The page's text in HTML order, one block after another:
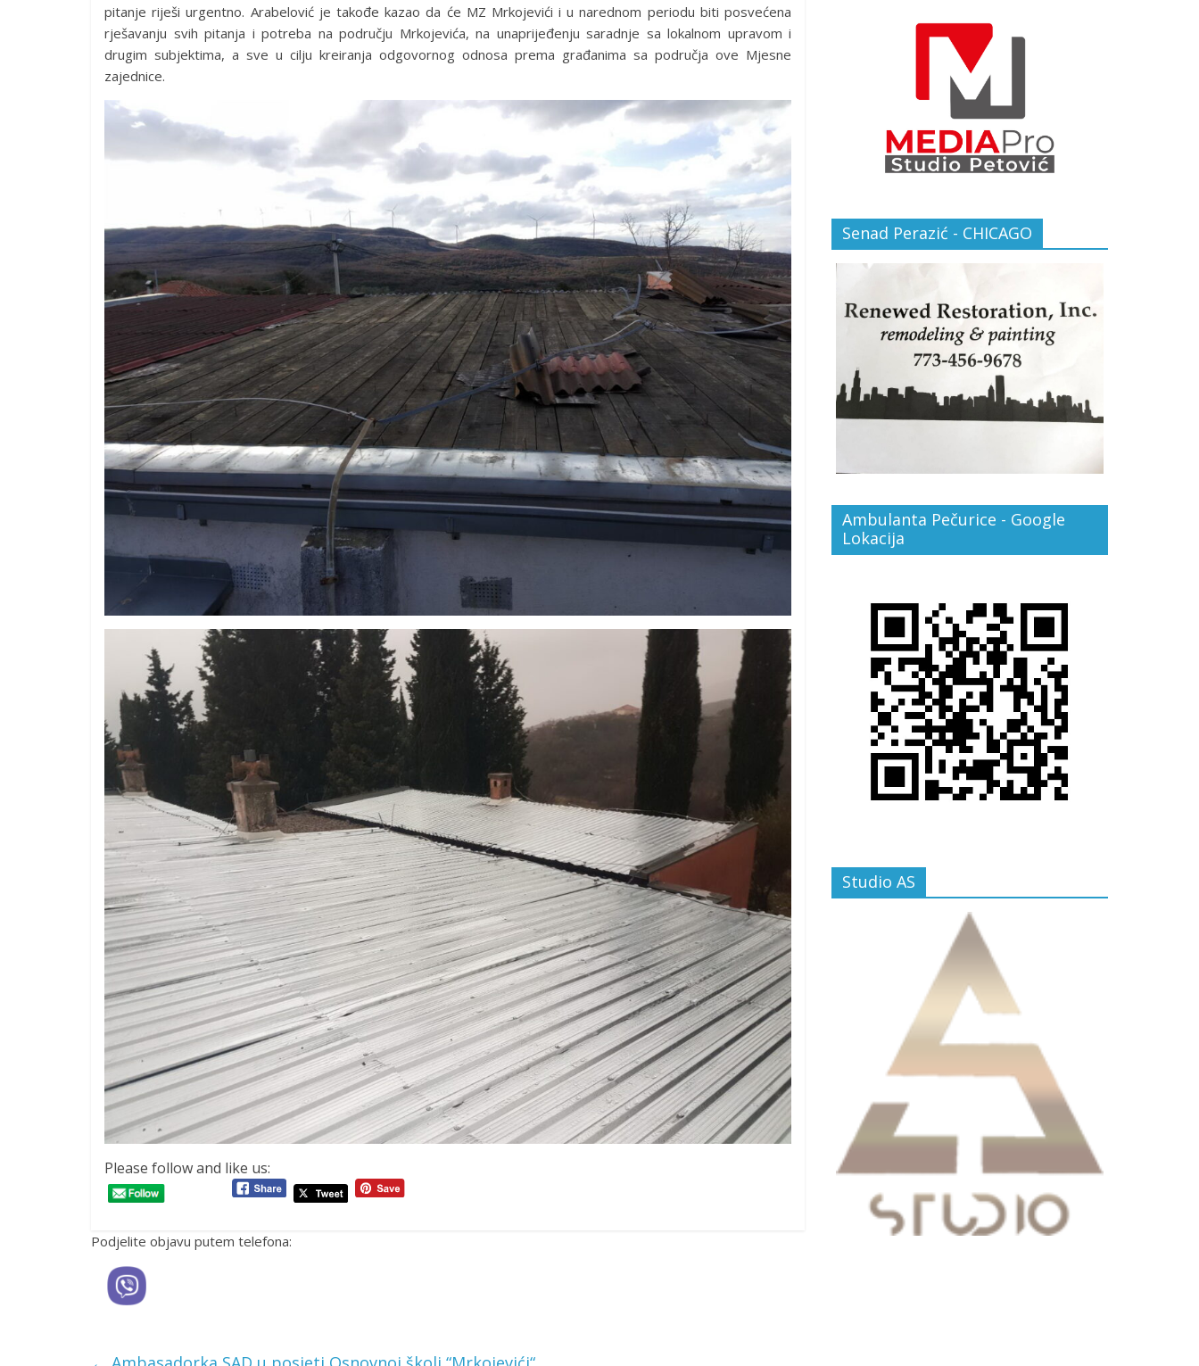
pitanje riješi urgentno. Arabelović je takođe kazao da će MZ Mrkojevići i u narednom periodu biti posvećena
rješavanju svih pitanja i potreba na području Mrkojevića, na unaprijeđenju saradnje sa lokalnom upravom i
drugim subjektima, a sve u cilju kreiranja odgovornog odnosa prema građanima sa područja ove Mjesne
zajednice.
Please follow and like us:
Podjelite objavu putem telefona:
Senad Perazić - CHICAGO
Ambulanta Pečurice - Google
Lokacija
Studio AS